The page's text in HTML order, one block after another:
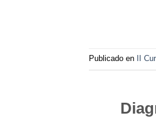
Publicado en II